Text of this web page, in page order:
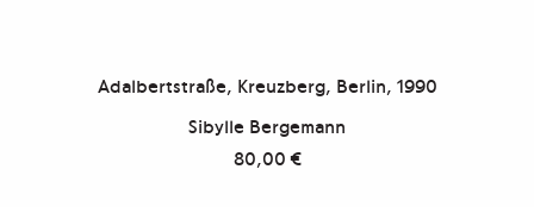
Adalbertstraße, Kreuzberg, Berlin, 1990
Sibylle Bergemann
80,00€